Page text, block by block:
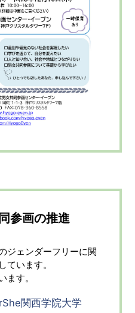
参画の推進
ジェンダーフリーに関
ています。
ます。
関西学院大学